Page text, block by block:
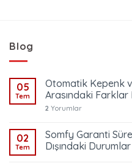
Blog
05
Tem
Otomatik Kepenk
Arasındaki Farklar
2 Yorumlar
02
Tem
Somfy Garanti
Dışındaki Durumlar